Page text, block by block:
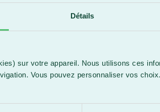
Détails
sur votre appareil. Nous utilisons ces
Vous pouvez personnaliser vos